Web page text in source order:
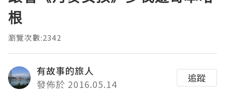
根
瀏覽次數:2342
有故事的旅人
發佈於 2016.05.14
追蹤